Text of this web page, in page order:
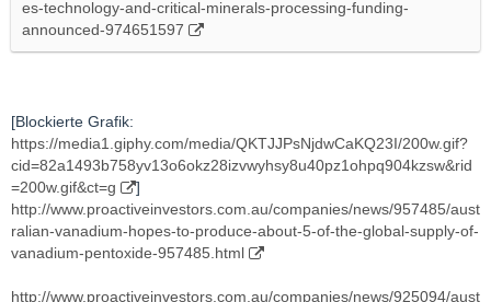
post_id=54978295&utm_term=BCI
es-technology-and-critical-minerals-processing-funding-
announced-974651597
[Blockierte Grafik:
https://media1.giphy.com/media/QKTJJPsNjdwCaKQ23I/200w.gif?
cid=82a1493b758yv13o6okz28izvwyhsy8u40pz1ohpq904kzsw&rid
=200w.gif&ct=g
]
http://www.proactiveinvestors.com.au/companies/news/957485/aust
ralian-vanadium-hopes-to-produce-about-5-of-the-global-supply-of-
vanadium-pentoxide-957485.html
http://www.proactiveinvestors.com.au/companies/news/925094/aust